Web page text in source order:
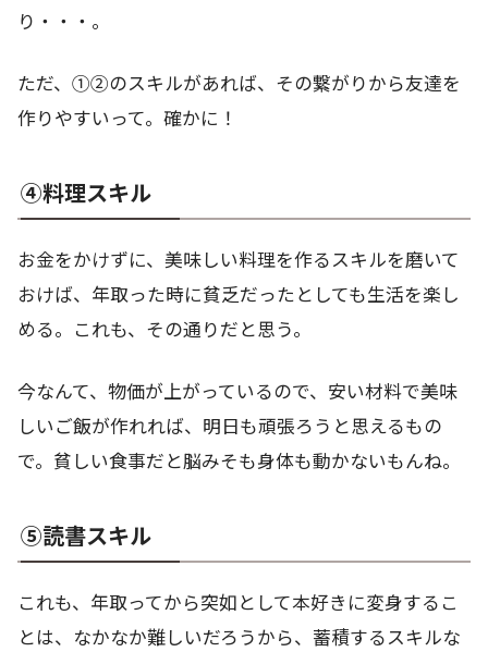
り・・・。
ただ、①②のスキルがあれば、その繋がりから友達を
作りやすいって。確かに！
④料理スキル
お金をかけずに、美味しい料理を作るスキルを磨いて
おけば、年取った時に貧乏だったとしても生活を楽し
める。これも、その通りだと思う。
今なんて、物価が上がっているので、安い材料で美味
しいご飯が作れれば、明日も頑張ろうと思えるもの
で。貧しい食事だと脳みそも身体も動かないもんね。
⑤読書スキル
これも、年取ってから突如として本好きに変身するこ
とは、なかなか難しいだろうから、蓄積するスキルな